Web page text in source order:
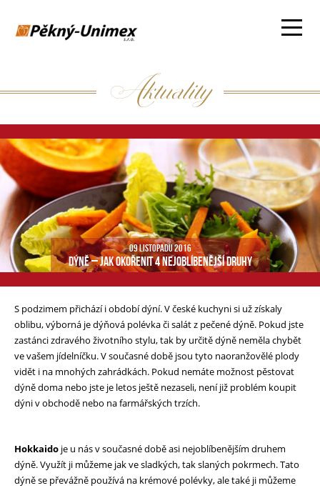
Aktuality
09 LISTOPADU 2016
DÝNĚ – JAK OKOŘENIT 4 NEJOBLÍBENĚJŠÍ DRUHY
S podzimem přichází i období dýní. V české kuchyni si už získaly
oblibu, výborná je dýňová polévka či salát z pečené dýně. Pokud jste
zastánci zdravého životního stylu, tak by určitě dýně neměla chybět
ve vašem jídelníčku. V současné době jsou tyto naoranžovělé plody
vidět i na mnohých zahrádkách. Pokud nemáte možnost pěstovat
dýně doma nebo jste je letos ještě nezaseli, není již problém koupit
dýni v obchodě nebo na farmářských trzích.
Hokkaido je u nás v současné době asi nejoblíbenějším druhem
dýně. Využít ji můžeme jak ve sladkých, tak slaných pokrmech. Tato
dýně se převážně používá na krémové polévky, ale také ji můžeme